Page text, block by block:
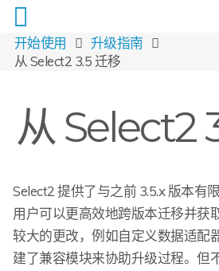
开始使用
升级指南
从 Select2 3.5 迁移
从 Select2
Select2 提供了与之前 3.5.x 版本有
用户可以更高效地跨版本迁移并获
较大的更改，例如自定义数据适配
建了兼容模块来协助升级过程。但